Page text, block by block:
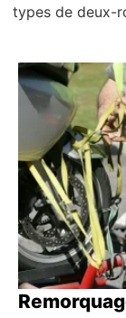
types de deux-